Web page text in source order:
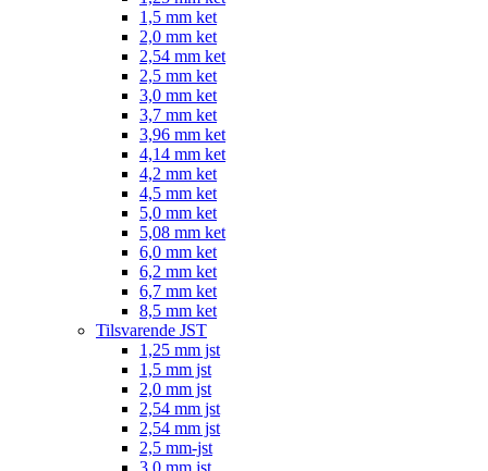
1,5 mm ket
2,0 mm ket
2,54 mm ket
2,5 mm ket
3,0 mm ket
3,7 mm ket
3,96 mm ket
4,14 mm ket
4,2 mm ket
4,5 mm ket
5,0 mm ket
5,08 mm ket
6,0 mm ket
6,2 mm ket
6,7 mm ket
8,5 mm ket
Tilsvarende JST
1,25 mm jst
1,5 mm jst
2,0 mm jst
2,54 mm jst
2,54 mm jst
2,5 mm-jst
3,0 mm jst